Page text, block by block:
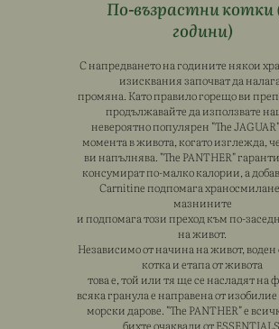
По-възрастни котки
години)
С напредването на годините някои
изисквания започват да
промяна. Като правило горещо ви
продължавайте да използвате
невероятно популярен "The
момента в живота, когато изглежда,
ви напълнява. "The PANTHER"
консумират по-малко калории, а
Carnitine подпомага
мазнините
и подпомага този преход към по-
на живот.
Независимо от начина на живот, воден
котка и етапа от живота
това е, той или тя ще се насладят на
всяка гранула е направена от
морски дарове. "The PANTHER" е
бихте очаквали от